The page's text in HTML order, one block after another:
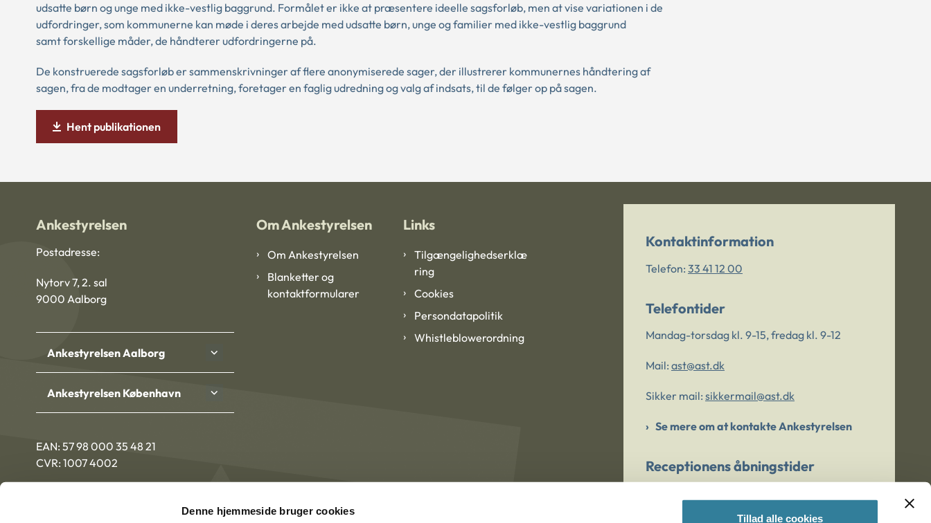
Denne hjemmeside bruger cookies
Tillad alle cookies
udsatte børn og unge med ikke-vestlig baggrund. Formålet er ikke at præsentere ideelle sagsforløb, men at vise variationen i de
udfordringer, som kommunerne kan møde i deres arbejde med udsatte børn, unge og familier med ikke-vestlig baggrund
samt forskellige måder, de håndterer udfordringerne på.
De konstruerede sagsforløb er sammenskrivninger af flere anonymiserede sager, der illustrerer kommunernes håndtering af
sagen, fra de modtager en underretning, foretager en faglig udredning og valg af indsats, til de følger op på sagen.
Hent publikationen
Ankestyrelsen
Postadresse:
Nytorv 7, 2. sal
9000 Aalborg
Ankestyrelsen Aalborg
Ankestyrelsen København
EAN: 57 98 000 35 48 21
CVR: 1007 4002
Om Ankestyrelsen
Om Ankestyrelsen
Blanketter og
kontaktformularer
Links
Tilgængelighedserklæ
ring
Cookies
Persondatapolitik
Whistleblowerordning
Kontaktinformation
Telefon: 33 41 12 00
Telefontider
Mandag-torsdag kl. 9-15, fredag kl. 9-12
Mail: ast@ast.dk
Sikker mail: sikkermail@ast.dk
Se mere om at kontakte Ankestyrelsen
Receptionens åbningstider